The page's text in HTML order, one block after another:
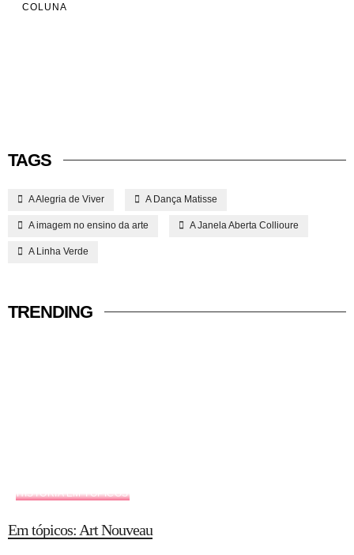
COLUNA
TAGS
A Alegria de Viver A Dança Matisse
A imagem no ensino da arte A Janela Aberta Collioure
A Linha Verde
TRENDING
HISTÓRIA EM TÓPICOS
Em tópicos: Art Nouveau